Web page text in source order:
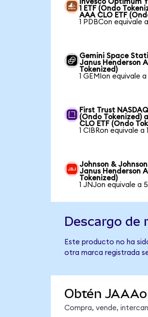
Invesco Optimum
1 ETF (Ondo
AAA CLO ETF
1 PDBCon equivale
Gemini Space
Janus Henderson
Tokenized)
1 GEMIon equivale
First Trust
(Ondo Tokenized)
CLO ETF (Ondo
1 CIBRon equivale a
Johnson &
Janus Henderson
Tokenized)
1 JNJon equivale a
Descargo de
Este producto no ha
otra marca registrada
Obtén
Compra, vende,